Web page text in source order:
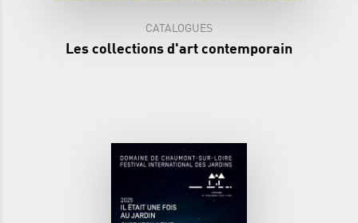
CATALOGUES
Les collections d'art contemporain